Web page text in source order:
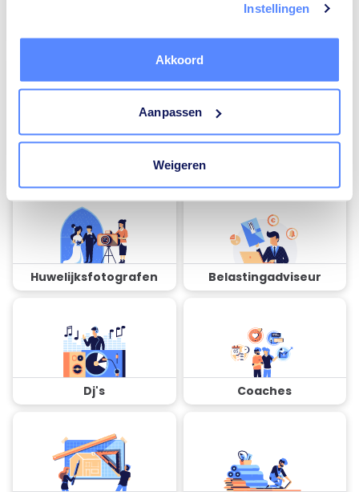
Instellingen
Akkoord
Aanpassen
Weigeren
Vloerverwarming-
Airco installateurs
Ramen en deuren
Huwelijksfotografen Belastingadviseur
Dj's Coaches